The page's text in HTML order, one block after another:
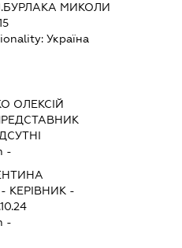
МИКОЛИ
Україна
ОЛЕКСІЙ
-
- КЕРІВНИК -
-